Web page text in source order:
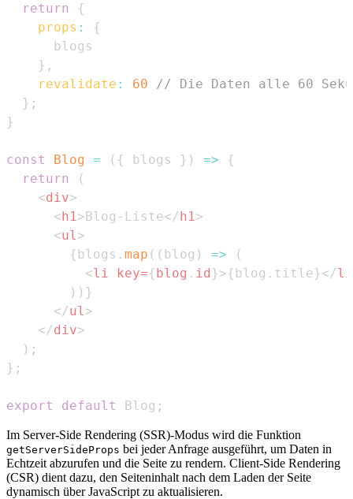
return
{
props :
{
} ,
revalidate : 60
// Die Daten alle 60
} ;
}
const Blog = ( { blogs } ) =>
{
return
(
<div>
<h1 >Blog-Liste</h1 >
<ul >
{blogs . map ( ( blog ) =>
(
<li key={blog . id }>{blog . title}</li
) ) }
</ul >
</div>
) ;
} ;
export default Blog ;
Im Server-Side Rendering (SSR)-Modus wird die Funktion
getServerSideProps bei jeder Anfrage ausgeführt, um Daten in
Echtzeit abzurufen und die Seite zu rendern. Client-Side Rendering
(CSR) dient dazu, den Seiteninhalt nach dem Laden der Seite
dynamisch über JavaScript zu aktualisieren.